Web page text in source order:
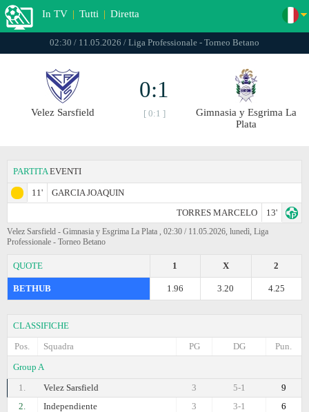
In TV | Tutti | Diretta
02:30 / 11.05.2026 / Liga Professionale - Torneo Betano
Velez Sarsfield
0:1
[ 0:1 ]
Gimnasia y Esgrima La
Plata
PARTITA EVENTI
11'
GARCIA JOAQUIN
TORRES MARCELO
13'
Velez Sarsfield - Gimnasia y Esgrima La Plata , 02:30 / 11.05.2026, lunedì, Liga
Professionale - Torneo Betano
QUOTE 2
X
1
BETHUB 4.25
3.20
1.96
CLASSIFICHE
Pos.
Squadra Pun.
DG
PG
Group A
1.
Velez Sarsfield 9
5-1
3
2.
Independiente 6
3-1
3